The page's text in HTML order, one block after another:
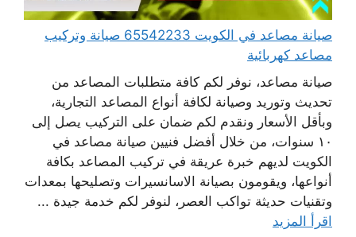
صيانة مصاعد في الكويت 65542233 صيانة وتركيب
مصاعد كهربائية
صيانة مصاعد، نوفر لكم كافة متطلبات المصاعد من
تحديث وتوريد وصيانة لكافة أنواع المصاعد التجارية،
وبأقل الأسعار ونقدم لكم ضمان على التركيب يصل إلى
١٠ سنوات، من خلال أفضل فنيين صيانة مصاعد في
الكويت لديهم خبرة عريقة في تركيب المصاعد بكافة
أنواعها، ويقومون بصيانة الاسانسيرات وتصليحها بمعدات
وتقنيات حديثة تواكب العصر، لنوفر لكم خدمة جيدة ...
اقرأ المزيد